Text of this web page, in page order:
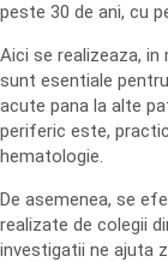
peste 30 de ani, cu
Aici se realizeaza,
sunt esentiale
acute pana la alte
periferic este,
hematologie.
De asemenea, se
realizate de colegii
investigatii ne ajuta